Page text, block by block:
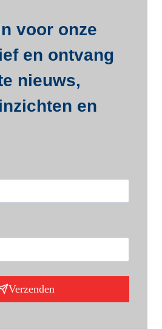
voor onze
en ontvang
nieuws,
en
Verzenden